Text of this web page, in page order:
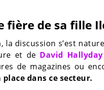
fière de sa fille
la discussion s’est
et de David Hallyday
de magazines ou
dans ce secteur.